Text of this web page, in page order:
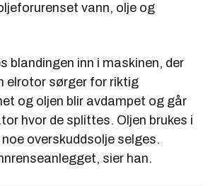
vann, olje og
blandingen inn i maskinen, der
elrotor sørger for riktig
og oljen blir avdampet og går
hvor de splittes. Oljen brukes i
overskuddsolje selges.
sier han.